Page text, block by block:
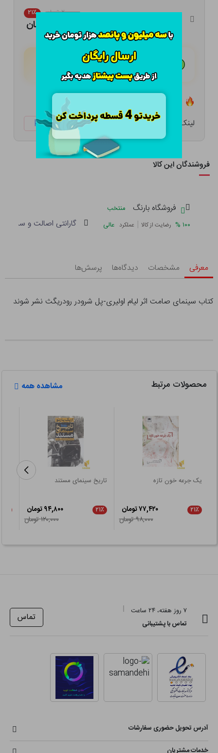
۲۰۰,۰۰۰ تومان ۲۱٪
هـر قسط با تــرب‌پــی:
۴ قسط مــاهـانـه؛ بـدون سـود، چـک و ضـامـن
لینک کوتاه: ketabtala.com/sbp-53665
فروشندگان این کالا
فروشگاه بارنگ
منتخب
۱۰۰ % رضایت از کالا | عملکرد عالی گارانتی اصالت و سلامت
معرفی مشخصات دیدگاه‌ها پرسش‌ها
کتاب سینمای صامت اثر لیام اولیری-پل شرودر رودریگث نشر شوند
محصولات مرتبط مشاهده همه
یک جرعه خون تازه
۲۱٪
۷۷,۴۲۰ تومان
۹۸,۰۰۰ تومان
تاریخ سینمای مستند
۲۱٪
۹۴,۸۰۰ تومان
۱۲۰,۰۰۰ تومان
۷ روز هفته، ۲۴ ساعت
تماس با پشتیبانی
تماس
آدرس تحویل حضوری سفارشات
خدمات مشتریان